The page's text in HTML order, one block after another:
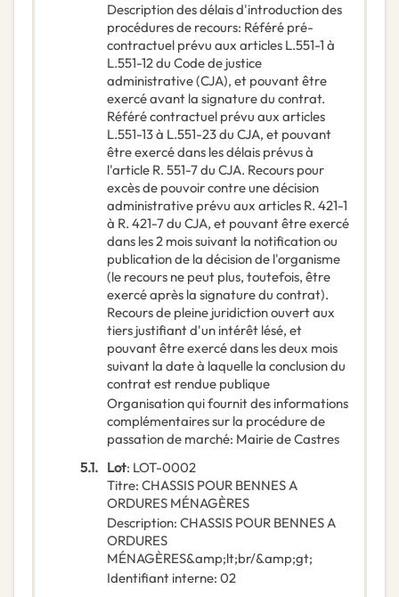
Description des délais d'introduction des
procédures de recours: Référé pré-
contractuel prévu aux articles L.551-1 à
L.551-12 du Code de justice
administrative (CJA), et pouvant être
exercé avant la signature du contrat.
Référé contractuel prévu aux articles
L.551-13 à L.551-23 du CJA, et pouvant
être exercé dans les délais prévus à
l'article R. 551-7 du CJA. Recours pour
excès de pouvoir contre une décision
administrative prévu aux articles R. 421-1
à R. 421-7 du CJA, et pouvant être exercé
dans les 2 mois suivant la notification ou
publication de la décision de l'organisme
(le recours ne peut plus, toutefois, être
exercé après la signature du contrat).
Recours de pleine juridiction ouvert aux
tiers justifiant d'un intérêt lésé, et
pouvant être exercé dans les deux mois
suivant la date à laquelle la conclusion du
contrat est rendue publique
Organisation qui fournit des informations
complémentaires sur la procédure de
passation de marché: Mairie de Castres
5.1. Lot: LOT-0002
Titre: CHASSIS POUR BENNES A
ORDURES MÉNAGÈRES
Description: CHASSIS POUR BENNES A
ORDURES
MÉNAGÈRES&amp;lt;br/&amp;gt;
Identifiant interne: 02